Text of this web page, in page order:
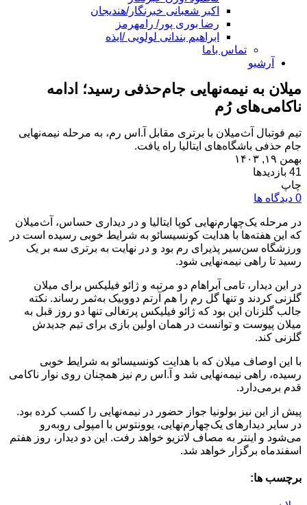
اکبر شعبانی خبرنگار/هندیجان
رضا بوری پور/ رامهرمز
ابراهیم بندانی لولویی /ایذه
تماس باما
آرشیو
میلان به نیمه‌نهایی جام‌حذفی رسید؛ ادامه
ناکامی‌های رُم
تیم فوتبال آث‌میلان با برتری مقابل آ.اس‌ رم، به مرحله نیمه‌نهایی
جام حذفی باشگاه‌های ایتالیا راه یافت.
بهمن ۱۹, ۱۴۰۳
41 بازدیدها
چاپ
0 دیدگاه ها
در مرحله یک‌چهارم‌نهایی کوپا ایتالیا و در دیداری حساس، آث‌میلان
که این هفته‌ها با هدایت کونسیسائو به شرایط خوبی رسیده است در
ورزشگاه سن‌سیر پذیرای رم بود و در نهایت به برتری سه بر یک
رسید تا راهی نیمه‌نهایی شود.
در این دیدار، تامی آبراهام دو مرتبه و ژائو فیلیکس برای میلان
گلزنی کردند و تنها گل رم را هم آرتم دووبیک به‌ثمر رساند. نکته
جالب گلزنان این بود که ژائو فیلیکس پرتغالی تنها دو روز قبل به
میلان پیوست و توانست در همان اولین بازی برای تیم جدیدش
گلزنی کند.
با این اوصاف میلان که با هدایت کونسیسائو به شرایط خوبی
رسیده، راهی نیمه‌نهایی شد و آ.اس رم نیز همچنان روی نوار ناکامی
قدم برمی‌دارد.
پیش از این نیز بولونیا جواز حضور در نیمه‌نهایی را کسب کرده بود.
در سایر دیدارهای یک‌چهارم‌نهایی، یوونتوس با امپولی روبه‌رو
می‌شود و اینتر به مصاف لاتزیو خواهد رفت. این دو دیدار، روز هفتم
اسفندماه برگزار خواهد شد.
برچسب ها: